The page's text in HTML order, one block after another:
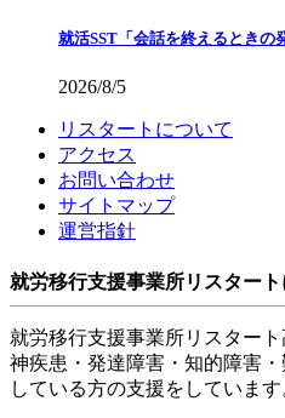
就活SST「会話を終えるときの
2026/8/5
リスタートについて
アクセス
お問い合わせ
サイトマップ
運営指針
就労移行支援事業所リスター
就労移行支援事業所リスター
神疾患・発達障害・知的障害
している方の支援をしています